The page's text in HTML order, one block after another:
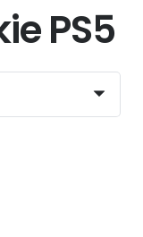
PS5